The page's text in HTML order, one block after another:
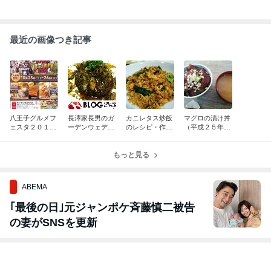
最近の画像つき記事
八王子グルメフ
ェスタ２０１４
長澤家長男のガ
ーデンウェディ
カニレタス炒飯
のレシピ・作り
マグロの漬け丼
（平成２５年１
もっと見る
ABEMA
｢最後の日｣元ジャンポケ斉藤慎二被告
の妻がSNSを更新